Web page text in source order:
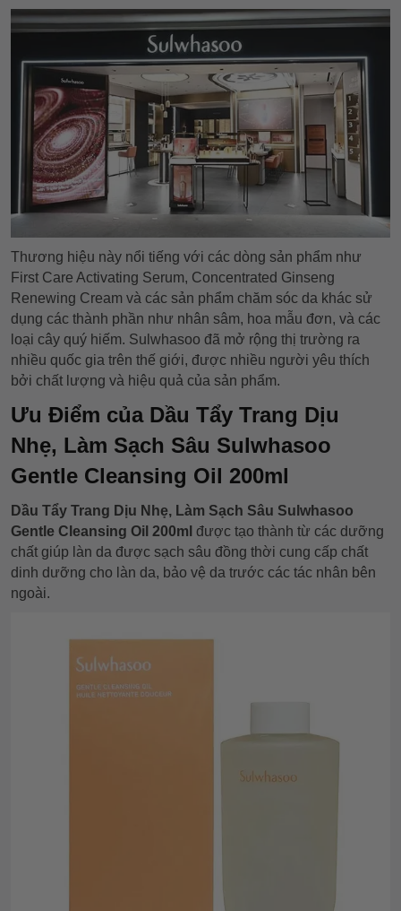
Thương hiệu này nổi tiếng với các dòng sản phẩm như
First Care Activating Serum, Concentrated Ginseng
Renewing Cream và các sản phẩm chăm sóc da khác sử
dụng các thành phần như nhân sâm, hoa mẫu đơn, và các
loại cây quý hiếm. Sulwhasoo đã mở rộng thị trường ra
nhiều quốc gia trên thế giới, được nhiều người yêu thích
bởi chất lượng và hiệu quả của sản phẩm.
Ưu Điểm của Dầu Tẩy Trang Dịu
Nhẹ, Làm Sạch Sâu Sulwhasoo
Gentle Cleansing Oil 200ml
Dầu Tẩy Trang Dịu Nhẹ, Làm Sạch Sâu Sulwhasoo
Gentle Cleansing Oil 200ml được tạo thành từ các dưỡng
chất giúp làn da được sạch sâu đồng thời cung cấp chất
dinh dưỡng cho làn da, bảo vệ da trước các tác nhân bên
ngoài.